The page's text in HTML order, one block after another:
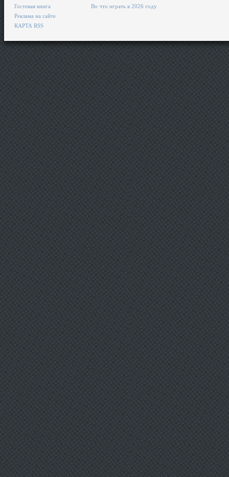
Гостевая книга
Реклама на сайте
КАРТА RSS
Во что играть в 2026 году